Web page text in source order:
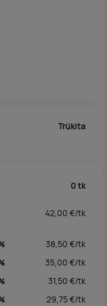
Trükita
0 tk
42,00 €/tk
38,50 €/tk
35,00 €/tk
31,50 €/tk
29,75€/tk